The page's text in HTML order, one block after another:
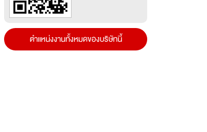
ตำแหน่งงานทั้งหมดของบริษัทนี้